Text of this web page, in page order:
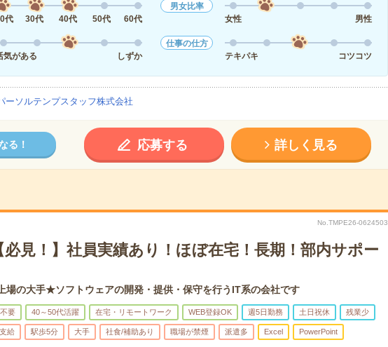
代
30代 40代 50代 60代
男女比率
女性
男性
気がある
しずか
仕事の仕方
テキパキ
コツコツ
ーソルテンプスタッフ株式会社
る！ 応募する 詳しく見る
No.TMPE26-0624503
必見！】社員実績あり！ほぼ在宅！長期！部内サポー
場の大手★ソフトウェアの開発・提供・保守を行うIT系の会社です
要 40～50代活躍 在宅・リモートワーク WEB登録OK 週5日勤務 土日祝休 残業少
給 駅歩5分 大手 社食/補助あり 職場が禁煙 派遣多 Excel PowerPoint